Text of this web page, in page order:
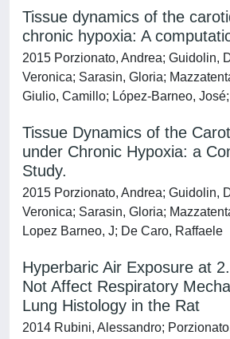
Tissue dynamics of the
chronic hypoxia: A
2015 Porzionato, Andrea; Guidolin,
Veronica; Sarasin, Gloria;
Giulio, Camillo; López-Barneo,
Tissue Dynamics of the
under Chronic Hypoxia: a
Study.
2015 Porzionato, Andrea; Guidolin,
Veronica; Sarasin, Gloria;
Lopez Barneo, J; De Caro, Raffaele
Hyperbaric Air Exposure at
Not Affect Respiratory
Lung Histology in the Rat
2014 Rubini, Alessandro;